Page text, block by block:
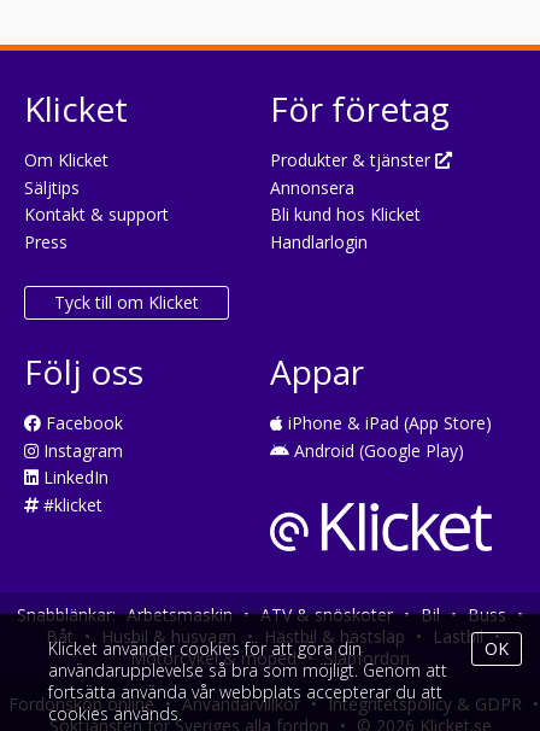
Klicket
Om Klicket
Säljtips
Kontakt & support
Press
Tyck till om Klicket
För företag
Produkter & tjänster
Annonsera
Bli kund hos Klicket
Handlarlogin
Följ oss
Facebook
Instagram
LinkedIn
#klicket
Appar
iPhone & iPad (App Store)
Android (Google Play)
Snabblänkar: Arbetsmaskin • ATV & snöskoter • Bil • Buss •
Båt • Husbil & husvagn • Hästbil & hästsläp • Lastbil •
Motorcykel & moped • Släpfordon
Fordonsköp online • Användarvillkor • Integritetspolicy & GDPR •
Söktjänsten för Sveriges alla fordon • © 2026 Klicket.se
Klicket använder cookies för att göra din
användarupplevelse så bra som möjligt. Genom att
fortsätta använda vår webbplats accepterar du att
cookies används.
OK